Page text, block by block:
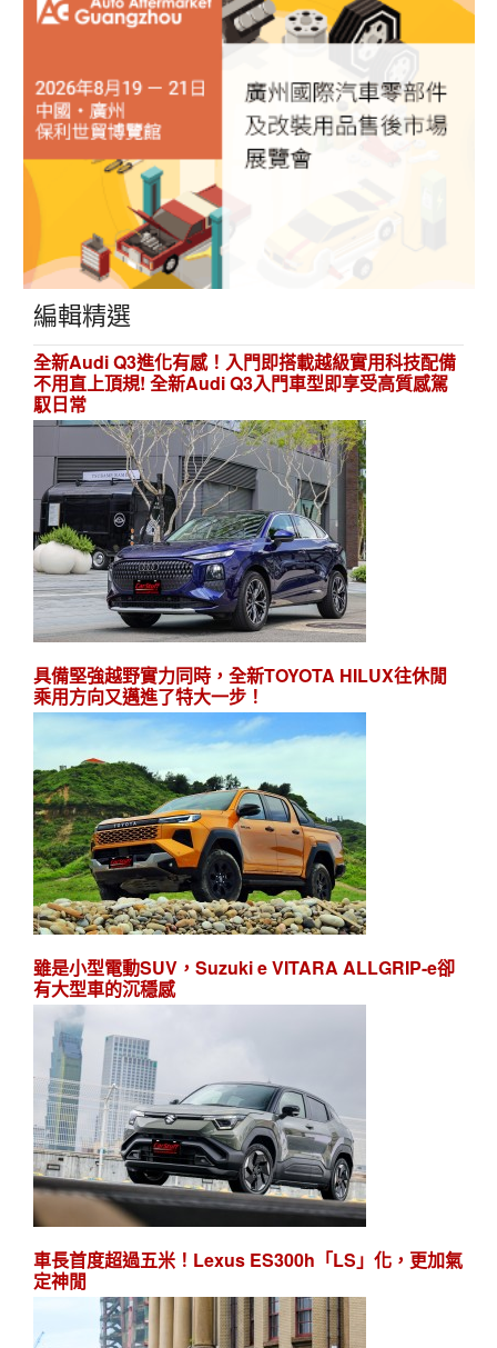
編輯精選
全新Audi Q3進化有感！入門即搭載越級實用科技配備
不用直上頂規! 全新Audi Q3入門車型即享受高質感駕
馭日常
具備堅強越野實力同時，全新TOYOTA HILUX往休閒
乘用方向又邁進了特大一步！
雖是小型電動SUV，Suzuki e VITARA ALLGRIP-e卻
有大型車的沉穩感
車長首度超過五米！Lexus ES300h「LS」化，更加氣
定神閒